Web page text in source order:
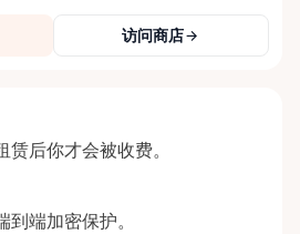
访问商店
后你才会被收费。
端加密保护。